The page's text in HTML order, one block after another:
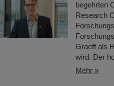
begehrten
Research
Graeff als
wird. Der
Mehr »